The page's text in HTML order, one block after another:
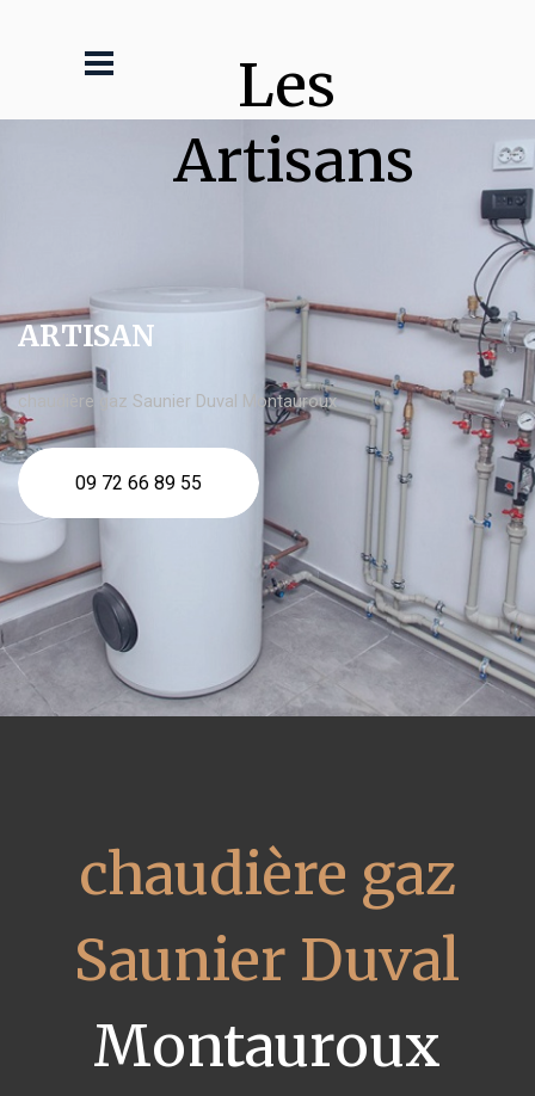
Les
Artisans
ARTISAN
chaudière gaz Saunier Duval Montauroux
09 72 66 89 55
chaudière gaz
Saunier Duval
Montauroux